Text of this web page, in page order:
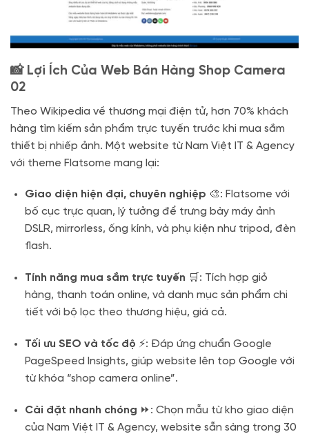
📸 Lợi Ích Của Web Bán Hàng Shop Camera
02
Theo Wikipedia về thương mại điện tử, hơn 70% khách
hàng tìm kiếm sản phẩm trực tuyến trước khi mua sắm
thiết bị nhiếp ảnh. Một website từ Nam Việt IT & Agency
với theme Flatsome mang lại:
Giao diện hiện đại, chuyên nghiệp 🎨: Flatsome với
bố cục trực quan, lý tưởng để trưng bày máy ảnh
DSLR, mirrorless, ống kính, và phụ kiện như tripod, đèn
flash.
Tính năng mua sắm trực tuyến 🛒: Tích hợp giỏ
hàng, thanh toán online, và danh mục sản phẩm chi
tiết với bộ lọc theo thương hiệu, giá cả.
Tối ưu SEO và tốc độ ⚡: Đáp ứng chuẩn Google
PageSpeed Insights, giúp website lên top Google với
từ khóa “shop camera online”.
Cài đặt nhanh chóng ⏩: Chọn mẫu từ kho giao diện
của Nam Việt IT & Agency, website sẵn sàng trong 30